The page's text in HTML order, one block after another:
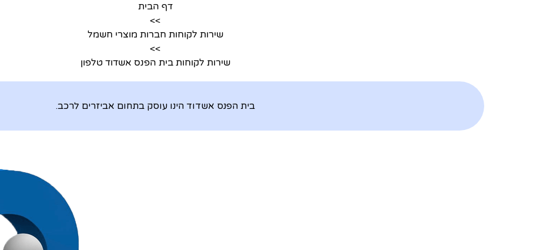
דף הבית
>>
שירות לקוחות חברות מוצרי חשמל
>>
שירות לקוחות בית הפנס אשדוד טלפון
בית הפנס אשדוד הינו עוסק בתחום אביזרים לרכב.